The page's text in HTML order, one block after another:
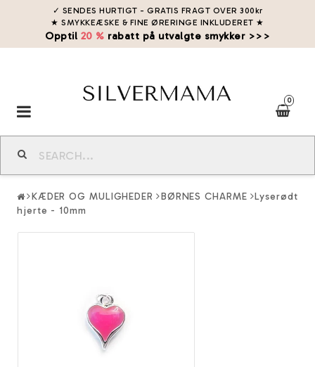
✓ SENDES HURTIGT - GRATIS FRAGT OVER 300kr
★ SMYKKEÆSKE & FINE ØRERINGE INKLUDERET ★
Opptil 20 % rabatt på utvalgte smykker >>>
0
Toggle
navigation
KÆDER OG MULIGHEDER BØRNES CHARME
Lyserødt
hjerte - 10mm